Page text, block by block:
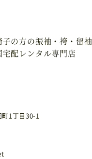
子の方の振袖・袴・留袖
宅配レンタル専門店
1丁目30-1